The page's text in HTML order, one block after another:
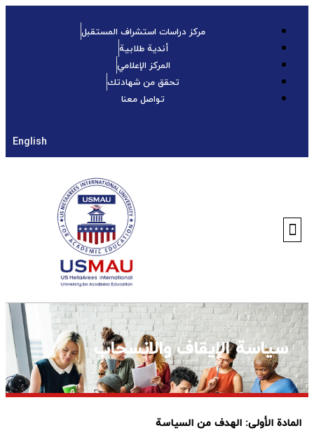
تخطي
المحتوى
مركز دراسات استشراف المستقبل
أندية طلابية
المركز الإعلامي
تحقق من شهادتك
تواصل معنا
English
سياسة الإيقاف والانسحاب
المادة الأولى: الهدف من السياسة